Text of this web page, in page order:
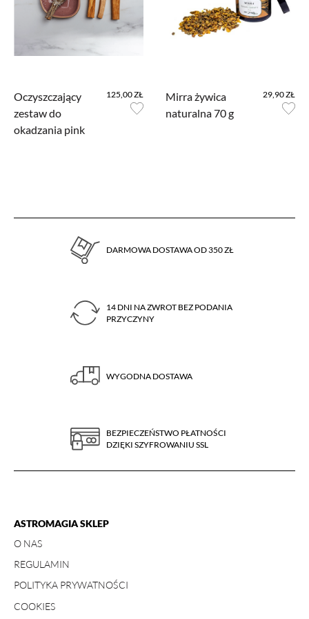
Oczyszczający
zestaw do
okadzania pink
125,00 ZŁ
Mirra żywica
naturalna 70 g
29,90 ZŁ
informacje na temat Twojej aktywności na naszej stronie, które mogą być przez
Google wykorzystywane przy budowaniu Twojego profilu użytkownika.
Ponadto, informacje z Google Analytics mogą być wykorzystywane w
ustawieniach kampanii reklamowych prowadzonych z wykorzystaniem
Facebook Pixel
W kodzie strony zaimplementowany jest Pixel Facebooka. To kod, który zbiera
informacje na temat Twojego korzystania ze strony, pozwalając na podstawie
DARMOWA DOSTAWA OD 350 ZŁ
14 DNI NA ZWROT BEZ PODANIA
PRZYCZYNY
WYGODNA DOSTAWA
BEZPIECZEŃSTWO PŁATNOŚCI
DZIĘKI SZYFROWANIU SSL
ASTROMAGIA SKLEP
O NAS
REGULAMIN
POLITYKA PRYWATNOŚCI
COOKIES